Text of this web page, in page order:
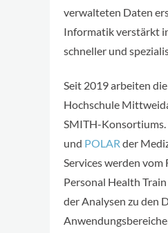
verwalteten Daten
Informatik verstärkt
schneller und
Seit 2019 arbeiten
Hochschule
SMITH-
und POLAR der
Services werden
Personal Health
der Analysen zu den